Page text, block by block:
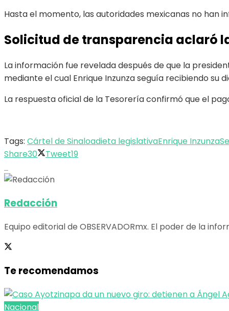
Hasta el momento, las autoridades mexicanas no han
Solicitud de transparencia aclaró
La información fue revelada después de que la
mediante el cual Enrique Inzunza seguía recibiendo su
La respuesta oficial de la Tesorería confirmó que el
Tags: Cártel de Sinaloadieta legislativaEnrique Inzunza
Share30 Tweet19
Redacción
Equipo editorial de OBSERVADORmx. El poder de la
Te recomendamos
Nacional